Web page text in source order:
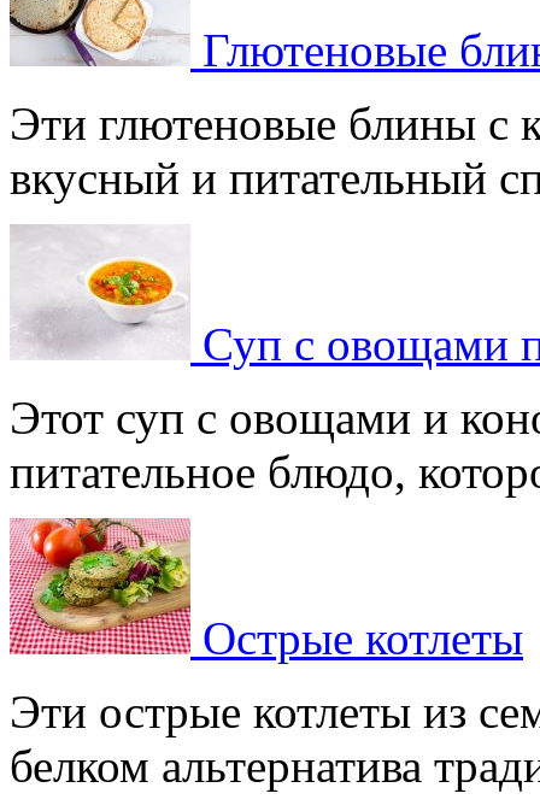
Глютеновые
Эти глютеновые блины с
вкусный и питательный
Суп с овощами
Этот суп с овощами и
питательное блюдо,
Острые котлеты
Эти острые котлеты из
белком альтернатива